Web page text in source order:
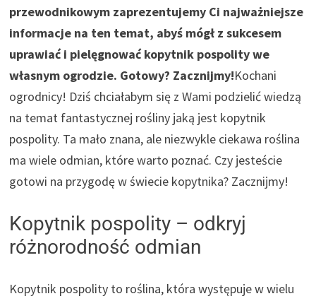
przewodnikowym zaprezentujemy Ci najważniejsze
informacje na ten temat, abyś mógł z sukcesem
uprawiać i pielęgnować kopytnik pospolity we
własnym ogrodzie. Gotowy? Zacznijmy!Kochani
ogrodnicy! Dziś chciałabym się z Wami podzielić wiedzą
na temat fantastycznej rośliny jaką jest kopytnik
pospolity. Ta mało znana, ale niezwykle ciekawa roślina
ma wiele odmian, które warto poznać. Czy jesteście
gotowi na przygodę w świecie kopytnika? Zacznijmy!
Kopytnik pospolity – odkryj
różnorodność odmian
Kopytnik pospolity to roślina, która występuje w wielu